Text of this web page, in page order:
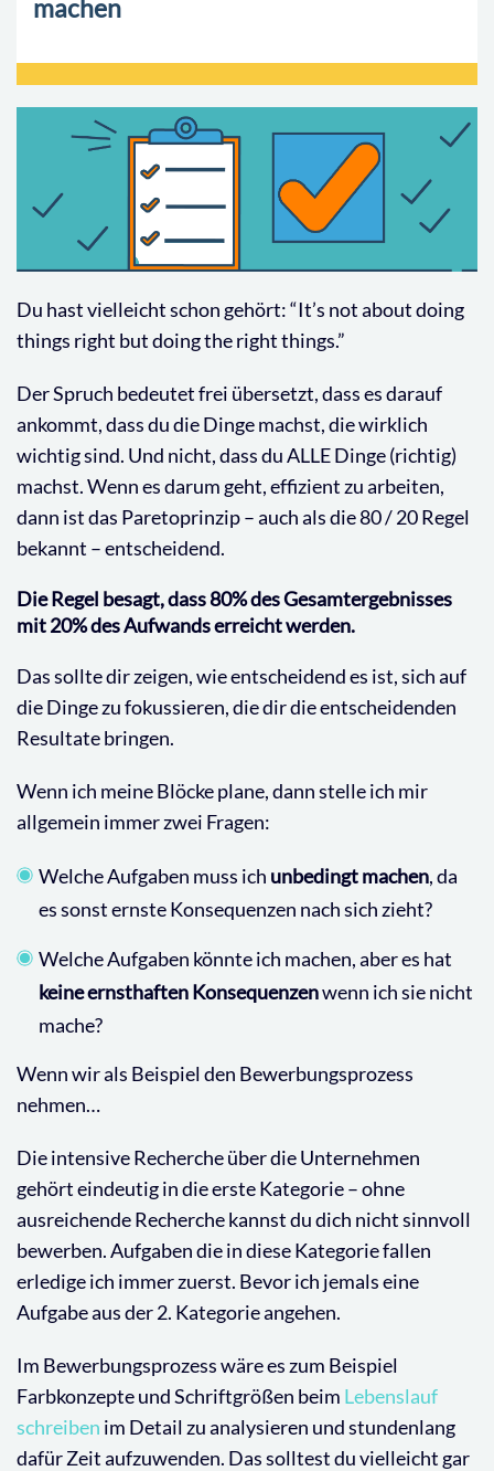
machen
Du hast vielleicht schon gehört: “It’s not about doing
things right but doing the right things.”
Der Spruch bedeutet frei übersetzt, dass es darauf
ankommt, dass du die Dinge machst, die wirklich
wichtig sind. Und nicht, dass du ALLE Dinge (richtig)
machst. Wenn es darum geht, effizient zu arbeiten,
dann ist das Paretoprinzip – auch als die 80 / 20 Regel
bekannt – entscheidend.
Die Regel besagt, dass 80% des Gesamtergebnisses
mit 20% des Aufwands erreicht werden.
Das sollte dir zeigen, wie entscheidend es ist, sich auf
die Dinge zu fokussieren, die dir die entscheidenden
Resultate bringen.
Wenn ich meine Blöcke plane, dann stelle ich mir
allgemein immer zwei Fragen:
Welche Aufgaben muss ich unbedingt machen, da
es sonst ernste Konsequenzen nach sich zieht?
Welche Aufgaben könnte ich machen, aber es hat
keine ernsthaftenKonsequenzenwenn ich sie nicht
mache?
Wenn wir als Beispiel den Bewerbungsprozess
nehmen…
Die intensive Recherche über die Unternehmen
gehört eindeutig in die erste Kategorie – ohne
ausreichende Recherche kannst du dich nicht sinnvoll
bewerben. Aufgaben die in diese Kategorie fallen
erledige ich immer zuerst. Bevor ich jemals eine
Aufgabe aus der 2. Kategorie angehen.
Im Bewerbungsprozess wäre es zum Beispiel
Farbkonzepte und Schriftgrößen beim Lebenslauf
schreiben im Detail zu analysieren und stundenlang
dafür Zeit aufzuwenden. Das solltest du vielleicht gar